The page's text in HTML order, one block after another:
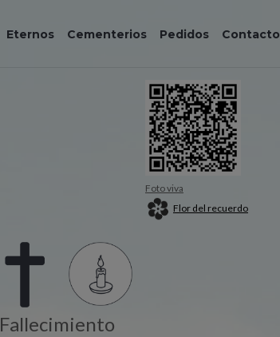
Eternos Cementerios Pedidos Contacto
Foto viva
Flor del recuerdo
Fallecimiento